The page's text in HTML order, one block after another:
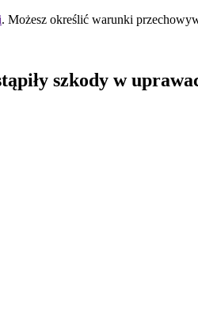
. Możesz określić warunki
szkody w